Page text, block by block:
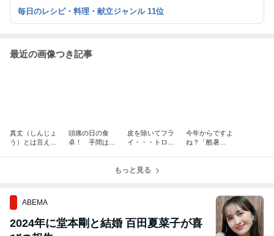
毎日のレシピ・料理・献立ジャンル 11位
最近の画像つき記事
真丈（しんじょ
う）とは言えな
頭痛の日の食
卓！ 手間は少
皮を除いてフラ
イ・・・トロト
今年からですよ
ね？「酷暑
もっと見る
ABEMA
2024年に堂本剛と結婚 百田夏菜子が喜